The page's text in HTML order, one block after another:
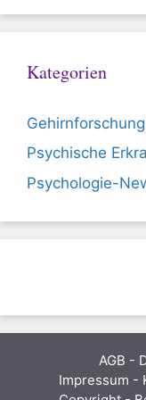
Kategorien
Gehirnforschung
Psychische
Psychologie-
AGB -
Impressum -